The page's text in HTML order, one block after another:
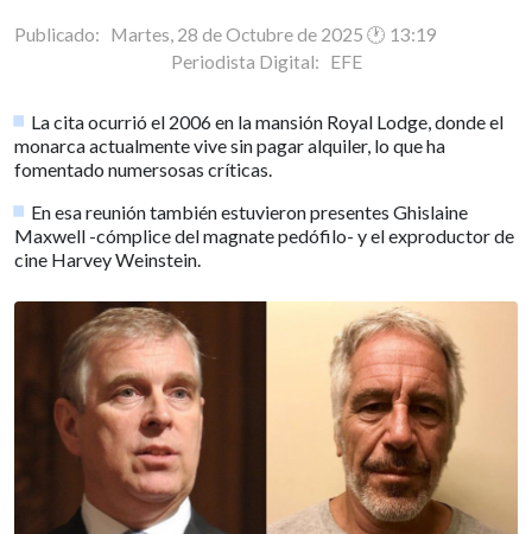
Publicado: Martes, 28 de Octubre de 2025 🕐 13:19
Periodista Digital: EFE
La cita ocurrió el 2006 en la mansión Royal Lodge, donde el
monarca actualmente vive sin pagar alquiler, lo que ha
fomentado numersosas críticas.
En esa reunión también estuvieron presentes Ghislaine
Maxwell -cómplice del magnate pedófilo- y el exproductor de
cine Harvey Weinstein.